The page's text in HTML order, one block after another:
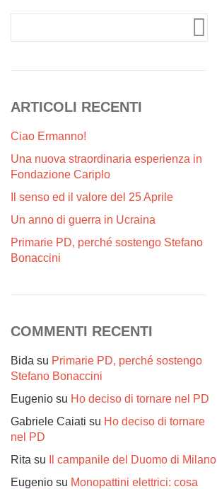
ARTICOLI RECENTI
Ciao Ermanno!
Una nuova straordinaria esperienza in
Fondazione Cariplo
Il senso ed il valore del 25 Aprile
Un anno di guerra in Ucraina
Primarie PD, perché sostengo Stefano
Bonaccini
COMMENTI RECENTI
Bida su Primarie PD, perché sostengo
Stefano Bonaccini
Eugenio su Ho deciso di tornare nel PD
Gabriele Caiati su Ho deciso di tornare
nel PD
Rita su
Il campanile del Duomo di Milano
Eugenio su Monopattini elettrici: cosa